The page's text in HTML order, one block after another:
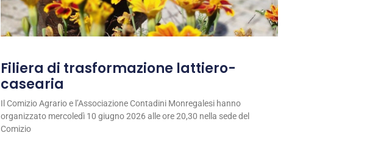
Filiera di trasformazione lattiero-
casearia
Il Comizio Agrario e l’Associazione Contadini Monregalesi hanno
organizzato mercoledì 10 giugno 2026 alle ore 20,30 nella sede del
Comizio